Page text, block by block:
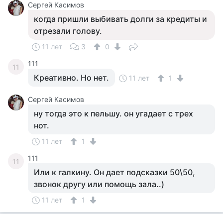
Сергей Касимов
когда пришли выбивать долги за кредиты и
отрезали голову.
11 лет 3 0
11 111
Креативно. Но нет. 11 лет 1
Сергей Касимов
ну тогда это к пельшу. он угадает с трех
нот.
11 лет 1
11 111
Или к галкину. Он дает подсказки 50\50,
звонок другу или помощь зала..)
11 лет 1